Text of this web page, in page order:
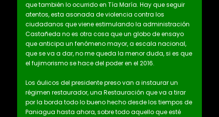
que también lo ocurrido en Tía María. Hay que seguir
atentos, esta asonada de violencia contra los
ciudadanos que viene estimulando la administración
Castañeda no es otra cosa que un globo de ensayo
que anticipa un fenómeno mayor, a escala nacional,
que se va a dar, no me queda la menor duda, si es que
el fujimorismo se hace del poder en el 2016.
Los áulicos del presidente preso van a instaurar un
régimen restaurador, una Restauración que va a tirar
por la borda todo lo bueno hecho desde los tiempos de
Paniagua hasta ahora, sobre todo aquello que esté